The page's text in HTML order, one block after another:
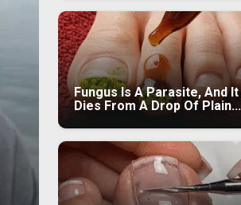
Fungus Is A Parasite, And It
Dies From A Drop Of Plain...